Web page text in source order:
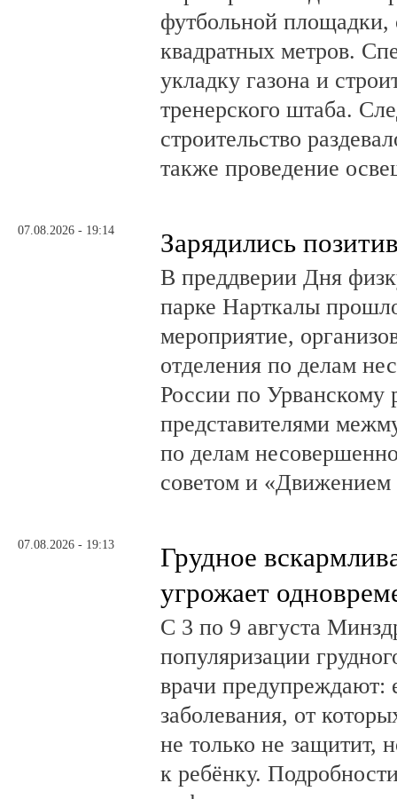
футбольной
квадратных метров.
укладку газона и
тренерского штаба.
строительство
также проведение
07.08.2026 - 19:14 Зарядились
В преддверии Дня
парке Нарткалы
мероприятие,
отделения по делам
России по Урванскому
представителями
по делам
советом и
07.08.2026 - 19:13
Грудное
угрожает
С 3 по 9 августа
популяризации
врачи предупреждают:
заболевания, от
не только не защитит,
к ребёнку.